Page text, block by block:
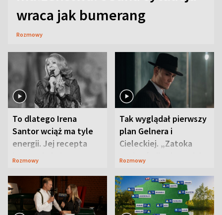
wraca jak bumerang
Rozmowy
To dlatego Irena
Santor wciąż ma tyle
energii. Jej recepta
jest zaskakująco
Rozmowy
Tak wyglądał pierwszy
plan Gelnera i
Cieleckiej. „Zatoka
szpiegów” od razu ich
Rozmowy